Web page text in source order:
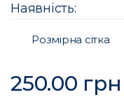
Наявність:
Розмірна сітка
250.00 грн